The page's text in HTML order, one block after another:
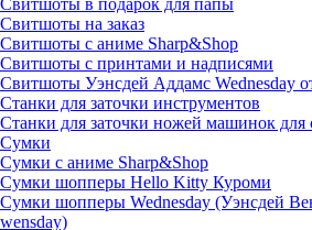
Свитшоты в подарок для папы
Свитшоты на заказ
Свитшоты с аниме Sharp&Shop
Свитшоты с принтами и надписями
Свитшоты Уэнсдей Аддамс Wednesday
Станки для заточки инструментов
Станки для заточки ножей машинок для
Сумки
Сумки с аниме Sharp&Shop
Сумки шопперы Hello Kitty Куроми
Сумки шопперы Wednesday (Уэнсдей
wensday)